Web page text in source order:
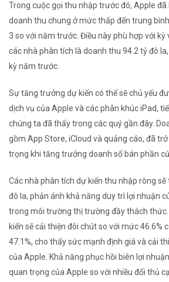
Trong cuộc gọi thu nhập trước đó, Apple
doanh thu chung ở mức thấp đến trung
3 so với năm trước. Điều này phù hợp với
các nhà phân tích là doanh thu 94.2 tỷ đô
kỳ năm trước.
Sự tăng trưởng dự kiến ​​có thể sẽ chủ yếu
dịch vụ của Apple và các phân khúc iPad,
chúng ta đã thấy trong các quý gần đây.
gồm App Store, iCloud và quảng cáo, đã
trọng khi tăng trưởng doanh số bán phần
Các nhà phân tích dự kiến ​​thu nhập ròng sẽ
đô la, phản ánh khả năng duy trì lợi nhuận
trong môi trường thị trường đầy thách
kiến ​​sẽ cải thiện đôi chút so với mức 46.6%
47.1%, cho thấy sức mạnh định giá và cải
của Apple. Khả năng phục hồi biên lợi
quan trọng của Apple so với nhiều đối thủ